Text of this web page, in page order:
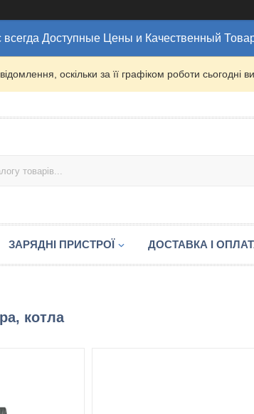
всегда Доступные Цены и Качественный
оскільки за її графіком роботи
ЗАРЯДНІ ПРИСТРОЇ ДОСТАВКА І
котла